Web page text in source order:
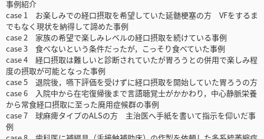
事例紹介
case 1 お楽しみでの経口摂取を希望していた延髄梗塞の方 VFをするま
でもなく現状を納得して諦めた事例
case 2 家族の希望で楽しみレベルの経口摂取を続けている事例
case 3 食べないという条件だったが，こっそり食べていた事例
case 4 経口摂取は難しいと診断されていたが胃ろうとの併用で楽しみ程
度の摂取が可能となった事例
case 5 退院後，嚥下評価を受けずに経口摂取を開始していた胃ろうの方
case 6 入院中から在宅復帰後まで言語聴覚士がかかわり，中心静脈栄養
から常食経口摂取に至った廃用症候群の事例
case 7 球麻痺タイプのALSの方 主治医へ手紙を書いて指示を仰いだ事
例